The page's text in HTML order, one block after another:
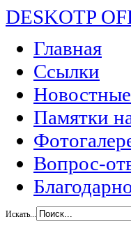
DESKOTP
Главная
Ссылки
Памятки
Вопрос-
Искать...